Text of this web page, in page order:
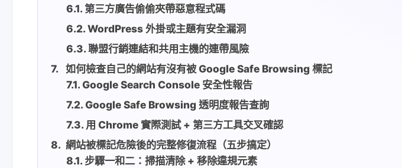
第三方廣告偷偷夾帶惡意程式碼
WordPress 外掛或主題有安全漏洞
聯盟行銷連結和共用主機的連帶風險
如何檢查自己的網站有沒有被 Google Safe Browsing 標記
Google Search Console 安全性報告
Google Safe Browsing 透明度報告查詢
用 Chrome 實際測試 + 第三方工具交叉確認
網站被標記危險後的完整修復流程（五步搞定）
步驟一和二：掃描清除 + 移除違規元素